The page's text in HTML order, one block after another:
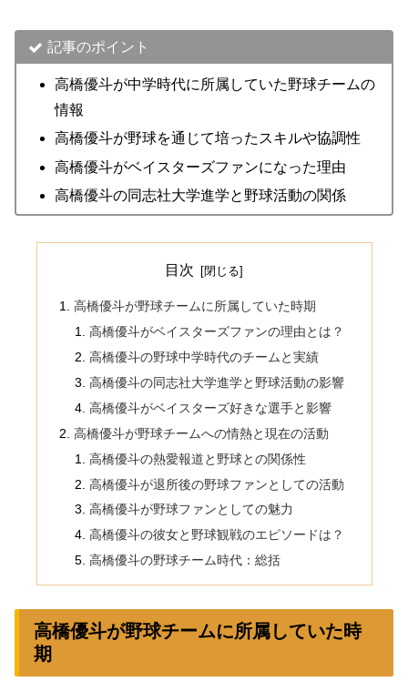
記事のポイント
高橋優斗が中学時代に所属していた野球チームの
情報
高橋優斗が野球を通じて培ったスキルや協調性
高橋優斗がベイスターズファンになった理由
高橋優斗の同志社大学進学と野球活動の関係
目次
高橋優斗が野球チームに所属していた時期
高橋優斗がベイスターズファンの理由とは？
高橋優斗の野球中学時代のチームと実績
高橋優斗の同志社大学進学と野球活動の影響
高橋優斗がベイスターズ好きな選手と影響
高橋優斗が野球チームへの情熱と現在の活動
高橋優斗の熱愛報道と野球との関係性
高橋優斗が退所後の野球ファンとしての活動
高橋優斗が野球ファンとしての魅力
高橋優斗の彼女と野球観戦のエピソードは？
高橋優斗の野球チーム時代：総括
高橋優斗が野球チームに所属していた時
期